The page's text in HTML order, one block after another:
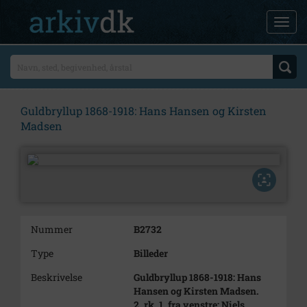
Guldbryllup 1868-1918: Hans Hansen og Kirsten
Madsen
Nummer
B2732
Type
Billeder
Beskrivelse
Guldbryllup 1868-1918: Hans
Hansen og Kirsten Madsen.